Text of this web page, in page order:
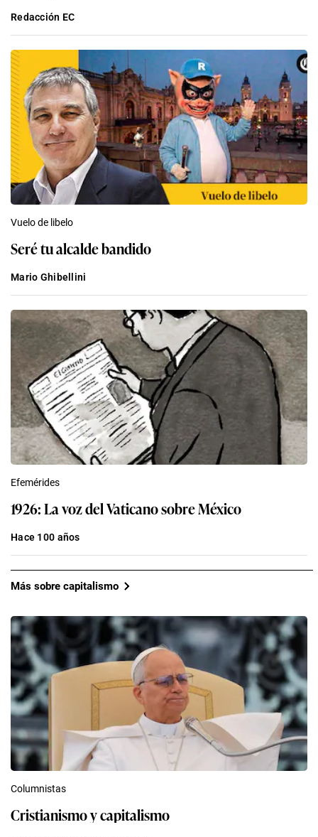
Redacción EC
Vuelo de libelo
Seré tu alcalde bandido
Mario Ghibellini
Efemérides
1926: La voz del Vaticano sobre México
Hace 100 años
Más sobre capitalismo
Columnistas
Cristianismo y capitalismo